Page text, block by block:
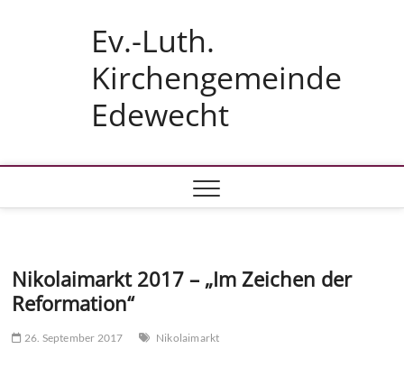
Ev.-Luth.
Kirchengemeinde
Edewecht
Nikolaimarkt 2017 – „Im Zeichen der
Reformation“
26. September 2017 Nikolaimarkt